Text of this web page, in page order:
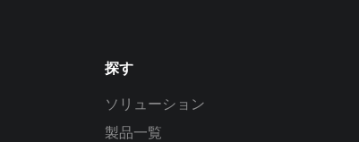
探す
ソリューション
製品一覧